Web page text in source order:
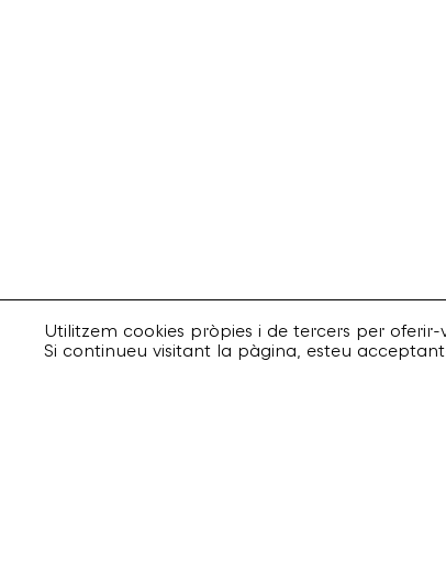
Utilitzem cookies pròpies i de tercers per
Si continueu visitant la pàgina, esteu